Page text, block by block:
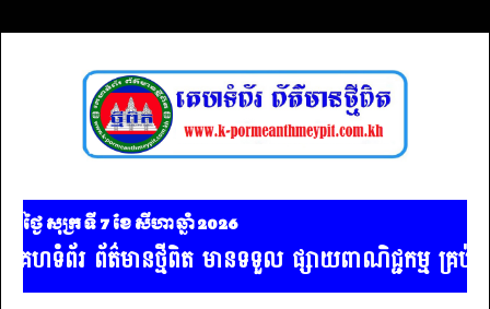
ថ្ងៃ សុក្រ ទី 7​ ខែ សីហា ឆ្នាំ 2026
ព័ត៌មានថ្មីពិត មានទទួល ផ្សាយពាណិជ្ជកម្ម គ្រប់ប្រភ